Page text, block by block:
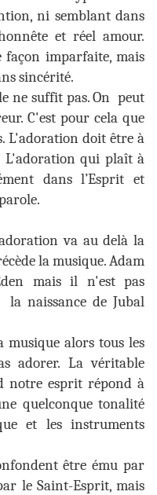
ni semblant dans
et réel amour.
façon imparfaite, mais
sincérité.
ne suffit pas. On peut
C'est pour cela que
L'adoration doit être à
L'adoration qui plaît à
dans l’Esprit et
va au delà la
la musique. Adam
mais il n'est pas
la naissance de Jubal
alors tous les
adorer. La véritable
notre esprit répond à
quelconque tonalité
et les instruments
être ému par
le Saint-Esprit, mais